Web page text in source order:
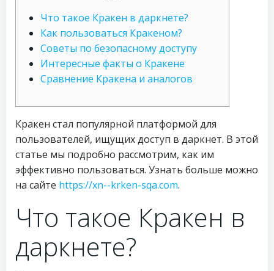
Что такое Кракен в даркнете?
Как пользоваться Кракеном?
Советы по безопасному доступу
Интересные факты о Кракене
Сравнение Кракена и аналогов
Кракен стал популярной платформой для
пользователей, ищущих доступ в даркнет. В этой
статье мы подробно рассмотрим, как им
эффективно пользоваться. Узнать больше можно
на сайте https://xn--krken-sqa.com.
Что такое Кракен в
даркнете?